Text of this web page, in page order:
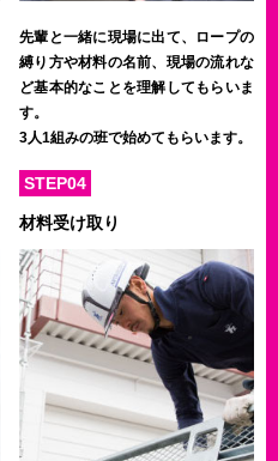
先輩と一緒に現場に出て、ロープの
縛り方や材料の名前、現場の流れな
ど基本的なことを理解してもらいま
す。
3人1組みの班で始めてもらいます。
STEP04
材料受け取り